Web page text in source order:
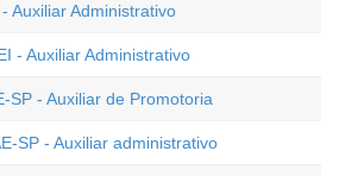
Auxiliar Administrativo
- Auxiliar Administrativo
SP - Auxiliar de Promotoria
SP - Auxiliar administrativo